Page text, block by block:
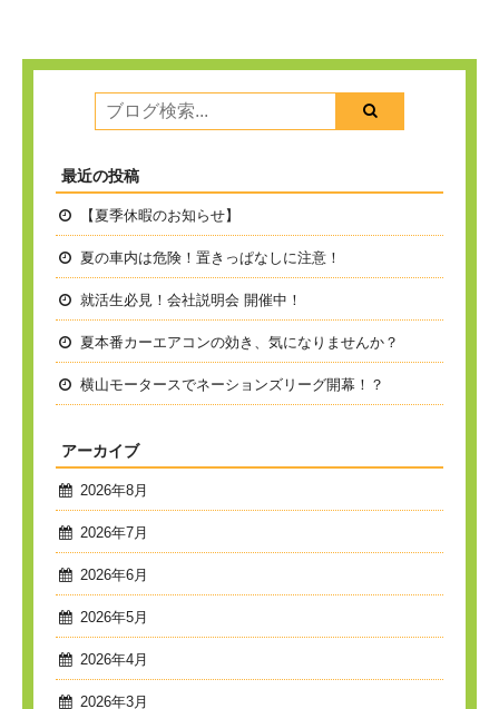
最近の投稿
【夏季休暇のお知らせ】
夏の車内は危険！置きっぱなしに注意！
就活生必見！会社説明会 開催中！
夏本番カーエアコンの効き、気になりませんか？
横山モータースでネーションズリーグ開幕！？
アーカイブ
2026年8月
2026年7月
2026年6月
2026年5月
2026年4月
2026年3月